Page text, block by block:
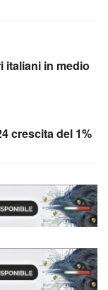
italiani in medio
crescita del 1%